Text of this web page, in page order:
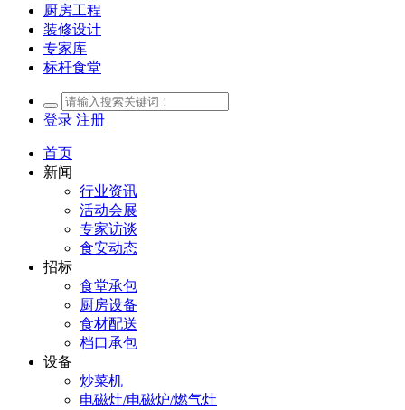
厨房工程
装修设计
专家库
标杆食堂
登录 注册
首页
新闻
行业资讯
活动会展
专家访谈
食安动态
招标
食堂承包
厨房设备
食材配送
档口承包
设备
炒菜机
电磁灶/电磁炉/燃气灶